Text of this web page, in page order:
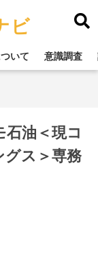
いて 意識調査
石油＜現コ
ス＞専務